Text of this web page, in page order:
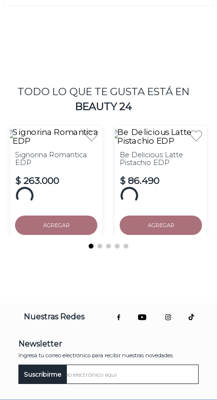
TODO LO QUE TE GUSTA ESTÁ EN
BEAUTY 24
Signorina Romantica
EDP
$ 263.000
AGREGAR
Be Delicious Latte
Pistachio EDP
$ 86.490
AGREGAR
Nuestras Redes
Newsletter
Ingresá tu correo electrónico para recibir nuestras novedades
Suscribirme